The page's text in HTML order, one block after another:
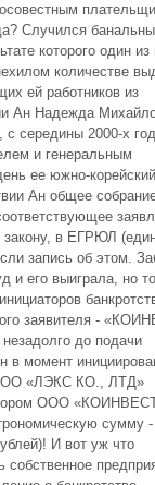
Случился
которого один из
количестве
ей работников из
Ан Надежда
с середины 2000-х
и генеральным
ее южно-корейский
Ан общее
закону, в ЕГРЮЛ
запись об этом.
и его выиграла, но
заявителя -
до подачи
момент
ООО «ЛЭКС КО., ЛТД»
ООО
сумму -
И вот уж что
собственное